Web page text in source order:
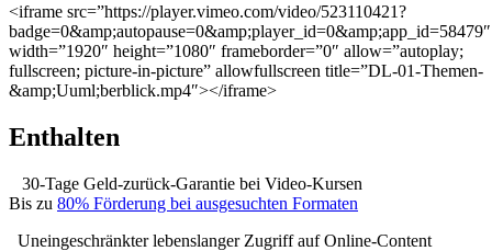
<iframe src=”https://player.vimeo.com/video/523110421?
badge=0&amp;autopause=0&amp;player_id=0&amp;app_id=58479″
width=”1920″ height=”1080″ frameborder=”0″ allow=”autoplay;
fullscreen; picture-in-picture” allowfullscreen title=”DL-01-Themen-
&amp;Uuml;berblick.mp4″></iframe>
Enthalten
30-Tage Geld-zurück-Garantie bei Video-Kursen
Bis zu 80% Förderung bei ausgesuchten Formaten
Uneingeschränkter lebenslanger Zugriff auf Online-Content